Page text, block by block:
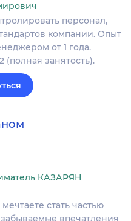
персонал,
компании. Опыт
от 1 года.
(полная занятость).
КАЗАРЯН
стать частью
впечатления